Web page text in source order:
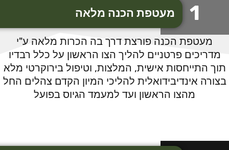
1 מעטפת הכנה מלאה
מעטפת הכנה פורצת דרך בה הכרות מלאה ע"י
מדריכים פרטניים להליך הצו הראשון על כלל רבדיו
תוך התייחסות אישית, המלצות, וטיפול בירוקרטי מלא
בצורה אינדיבידואלית להליכי המיון הקדם צהלים החל
מהצו הראשון ועד למעמד הגיוס בפועל